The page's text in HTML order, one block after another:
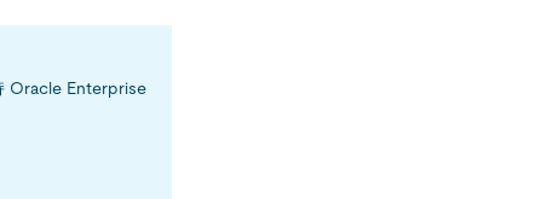
Oracle Enterprise